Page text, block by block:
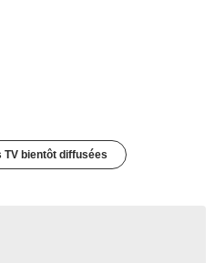
bientôt diffusées